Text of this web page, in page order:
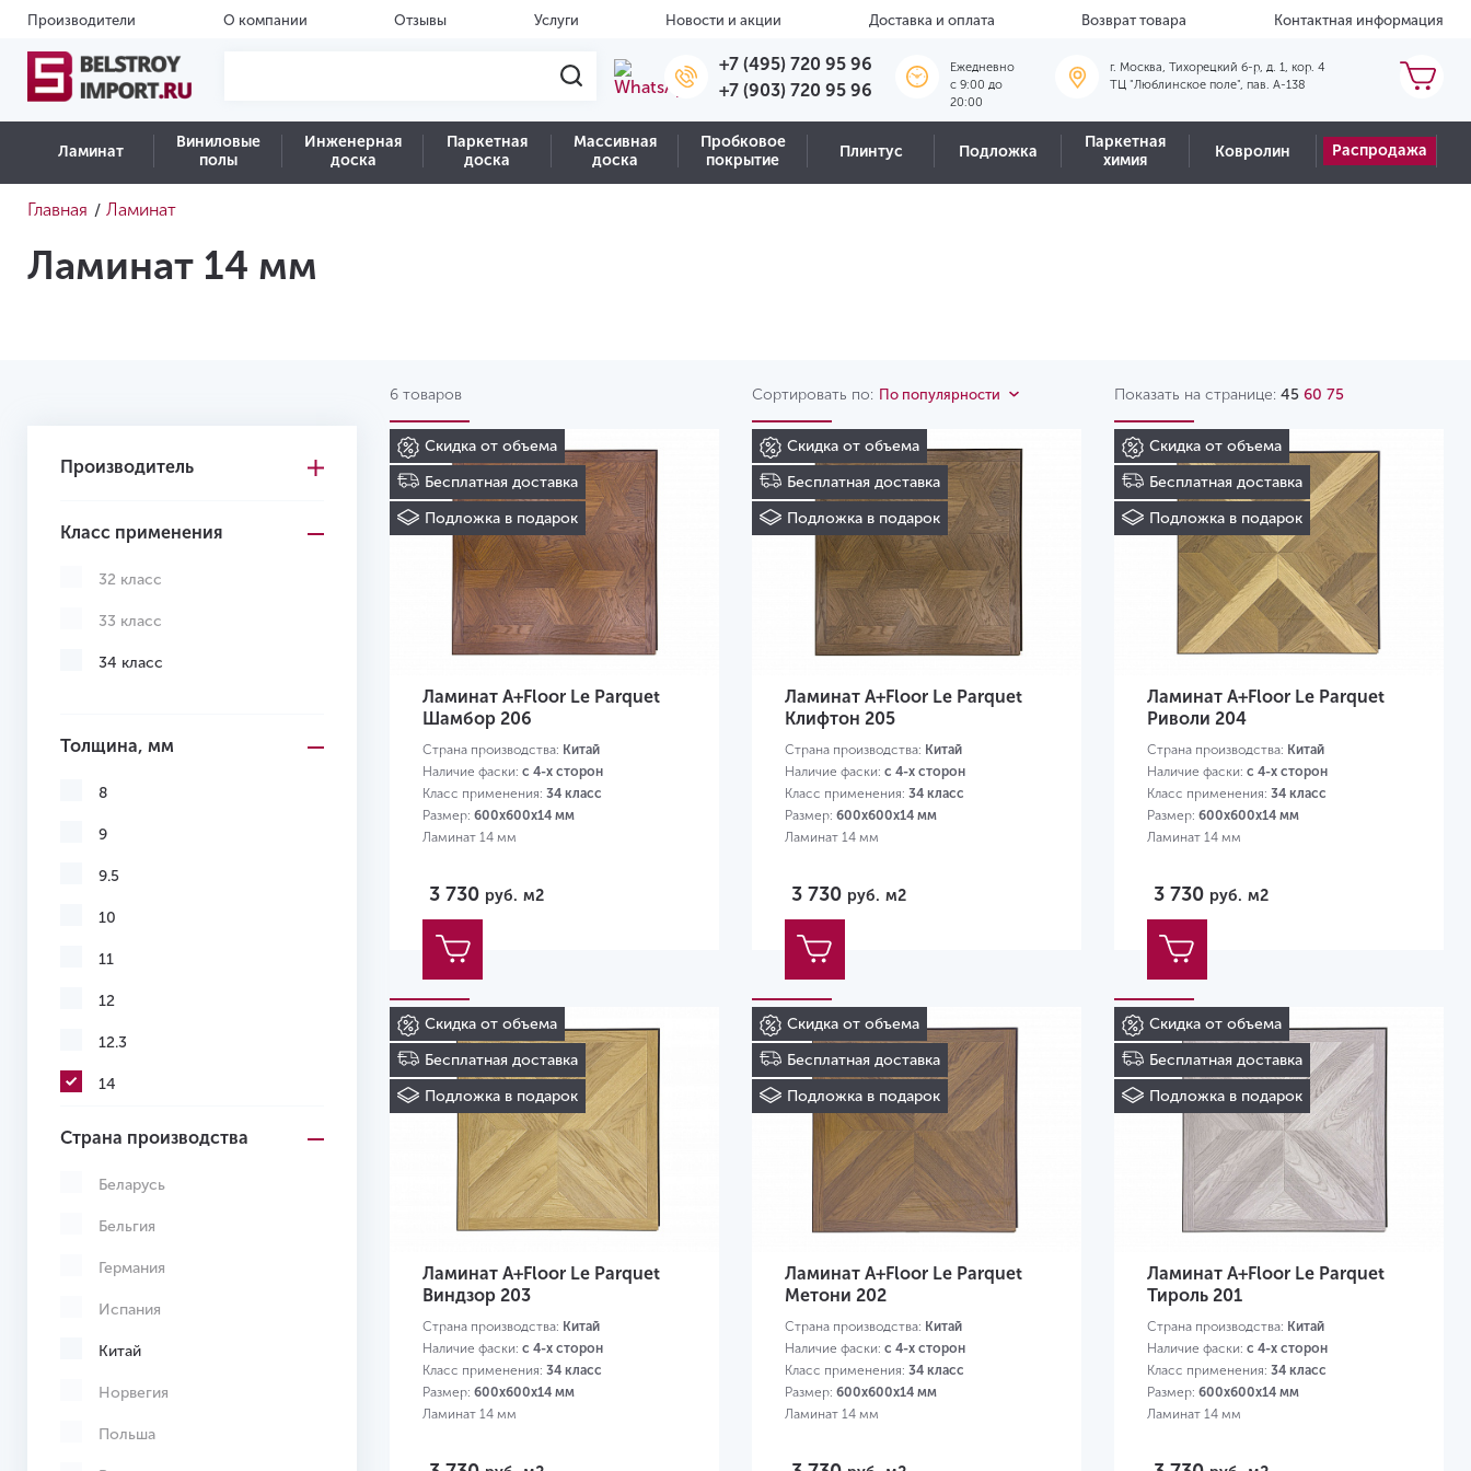
Производители О компании Отзывы Услуги Новости и акции Доставка и оплата Возврат товара Контактная информация
+7 (495) 720 95 96
+7 (903) 720 95 96
Ежедневно
c 9:00 до
20:00
г. Москва, Тихорецкий б-р, д. 1, кор. 4
ТЦ "Люблинское поле", пав. А-138
Ламинат
Виниловые
полы
Инженерная
доска
Паркетная
доска
Массивная
доска
Пробковое
покрытие
Плинтус Подложка
Паркетная
химия
Ковролин Распродажа
Главная / Ламинат
Ламинат 14 мм
6 товаров Сортировать по: По популярности Показать на странице: 45 60 75
Производитель
Класс применения
32 класс
33 класс
34 класс
Толщина, мм
8
9
9.5
10
11
12
12.3
14
Страна производства
Беларусь
Бельгия
Германия
Испания
Китай
Норвегия
Польша
Скидка от объема
Бесплатная доставка
Подложка в подарок
Ламинат A+Floor Le Parquet
Шамбор 206
Страна производства: Китай
Наличие фаски: с 4-х сторон
Класс применения: 34 класс
Размер: 600х600х14 мм
Ламинат 14 мм
3 730 руб. м2
Скидка от объема
Бесплатная доставка
Подложка в подарок
Ламинат A+Floor Le Parquet
Клифтон 205
Страна производства: Китай
Наличие фаски: с 4-х сторон
Класс применения: 34 класс
Размер: 600х600х14 мм
Ламинат 14 мм
3 730 руб. м2
Скидка от объема
Бесплатная доставка
Подложка в подарок
Ламинат A+Floor Le Parquet
Риволи 204
Страна производства: Китай
Наличие фаски: с 4-х сторон
Класс применения: 34 класс
Размер: 600х600х14 мм
Ламинат 14 мм
3 730 руб. м2
Скидка от объема
Бесплатная доставка
Подложка в подарок
Ламинат A+Floor Le Parquet
Виндзор 203
Страна производства: Китай
Наличие фаски: с 4-х сторон
Класс применения: 34 класс
Размер: 600х600х14 мм
Ламинат 14 мм
Скидка от объема
Бесплатная доставка
Подложка в подарок
Ламинат A+Floor Le Parquet
Метони 202
Страна производства: Китай
Наличие фаски: с 4-х сторон
Класс применения: 34 класс
Размер: 600х600х14 мм
Ламинат 14 мм
Скидка от объема
Бесплатная доставка
Подложка в подарок
Ламинат A+Floor Le Parquet
Тироль 201
Страна производства: Китай
Наличие фаски: с 4-х сторон
Класс применения: 34 класс
Размер: 600х600х14 мм
Ламинат 14 мм